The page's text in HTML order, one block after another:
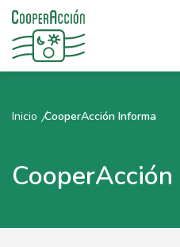
Inicio CooperAcción Informa
CooperAcción